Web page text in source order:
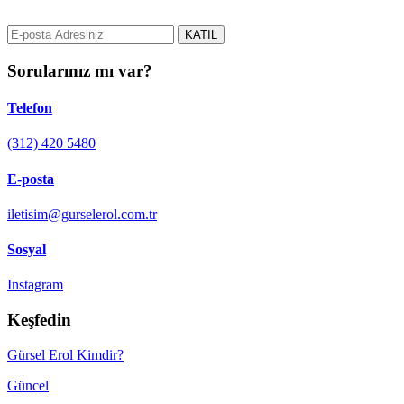
KATIL
Sorularınız mı var?
Telefon
(312) 420 5480
E-posta
iletisim@gurselerol.com.tr
Sosyal
Instagram
Keşfedin
Gürsel Erol Kimdir?
Güncel